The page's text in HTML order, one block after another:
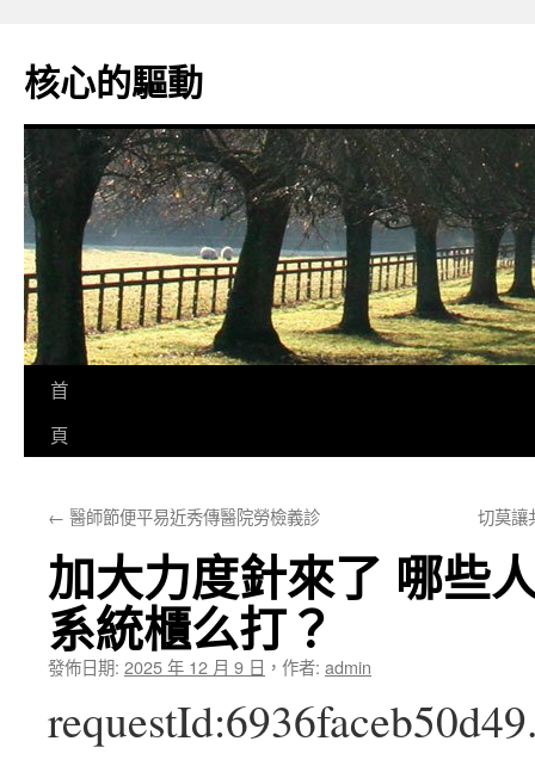
主
要
核心的驅動
首
頁
← 醫師節便平易近秀傳醫院勞檢義診 切莫讓
加大力度針來了 哪些
系統櫃么打？
發佈日期: 2025 年 12 月 9 日 ， 作者: admin